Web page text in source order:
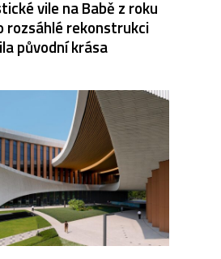
vile na Babě z roku
rozsáhlé rekonstrukci
původní krása